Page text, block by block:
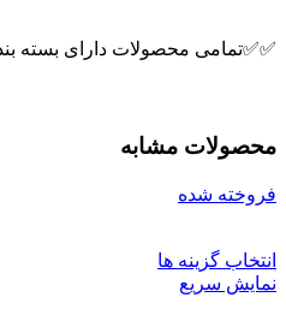
✅✅تمامی محصولات دارای بسته
محصولات مشابه
فروخته شده
انتخاب گزینه ها
نمایش سریع